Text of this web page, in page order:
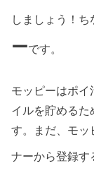
しましょう！
ーです。
モッピーはポ
イルを貯める
す。まだ、モッ
ナーから登録す